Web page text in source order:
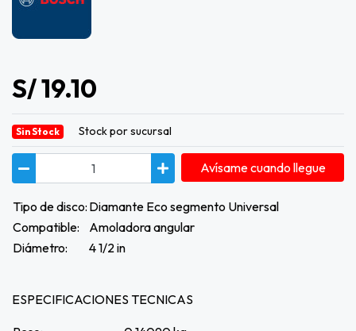
S/ 19.10
Sin Stock Stock por sucursal
Avísame cuando llegue
Tipo de disco: Diamante Eco segmento Universal
Compatible:
Amoladora angular
Diámetro:
4 1/2 in
ESPECIFICACIONES TECNICAS